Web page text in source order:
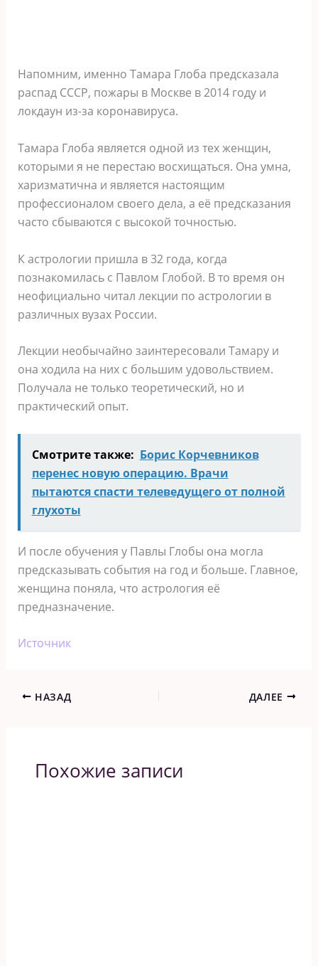
Напомним, именно Тамара Глоба предсказала
распад СССР, пожары в Москве в 2014 году и
локдаун из-за коронавируса.
Тамара Глоба является одной из тех женщин,
которыми я не перестаю восхищаться. Она умна,
харизматична и является настоящим
профессионалом своего дела, а её предсказания
часто сбываются с высокой точностью.
К астрологии пришла в 32 года, когда
познакомилась с Павлом Глобой. В то время он
неофициально читал лекции по астрологии в
различных вузах России.
Лекции необычайно заинтересовали Тамару и
она ходила на них с большим удовольствием.
Получала не только теоретический, но и
практический опыт.
Смотрите также: Борис Корчевников
перенес новую операцию. Врачи
пытаются спасти телеведущего от полной
глухоты
И после обучения у Павлы Глобы она могла
предсказывать события на год и больше. Главное,
женщина поняла, что астрология её
предназначение.
Источник
НАЗАД ДАЛЕЕ
Похожие записи